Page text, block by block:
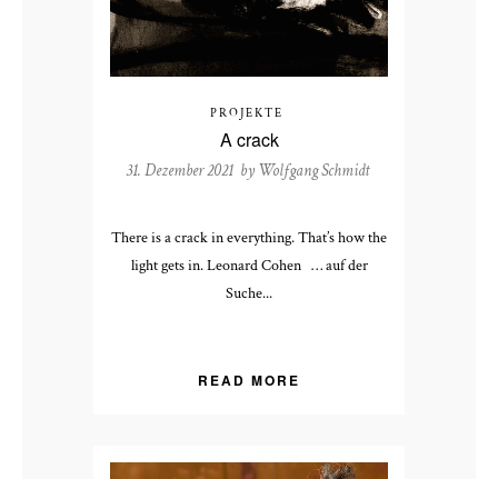
PROJEKTE
A crack
31. Dezember 2021 by Wolfgang Schmidt
There is a crack in everything. That’s how the
light gets in. Leonard Cohen … auf der
Suche...
READ MORE